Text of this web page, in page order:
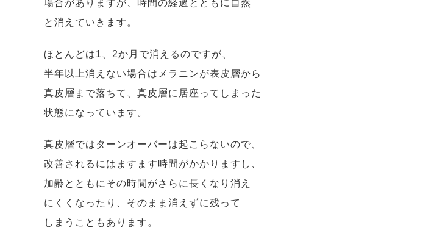
場合がありますが、時間の経過とともに自然
と消えていきます。
ほとんどは1、2か月で消えるのですが、
半年以上消えない場合はメラニンが表皮層から
真皮層まで落ちて、真皮層に居座ってしまった
状態になっています。
真皮層ではターンオーバーは起こらないので、
改善されるにはますます時間がかかりますし、
加齢とともにその時間がさらに長くなり消え
にくくなったり、そのまま消えずに残って
しまうこともあります。